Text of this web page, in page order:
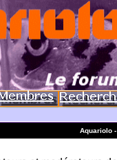
Aquariolo